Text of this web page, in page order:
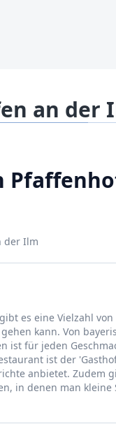
an der
der Ilm
es eine Vielzahl
kann. Von
ist für jeden
ist der
anbietet. Zudem
in denen man kleine